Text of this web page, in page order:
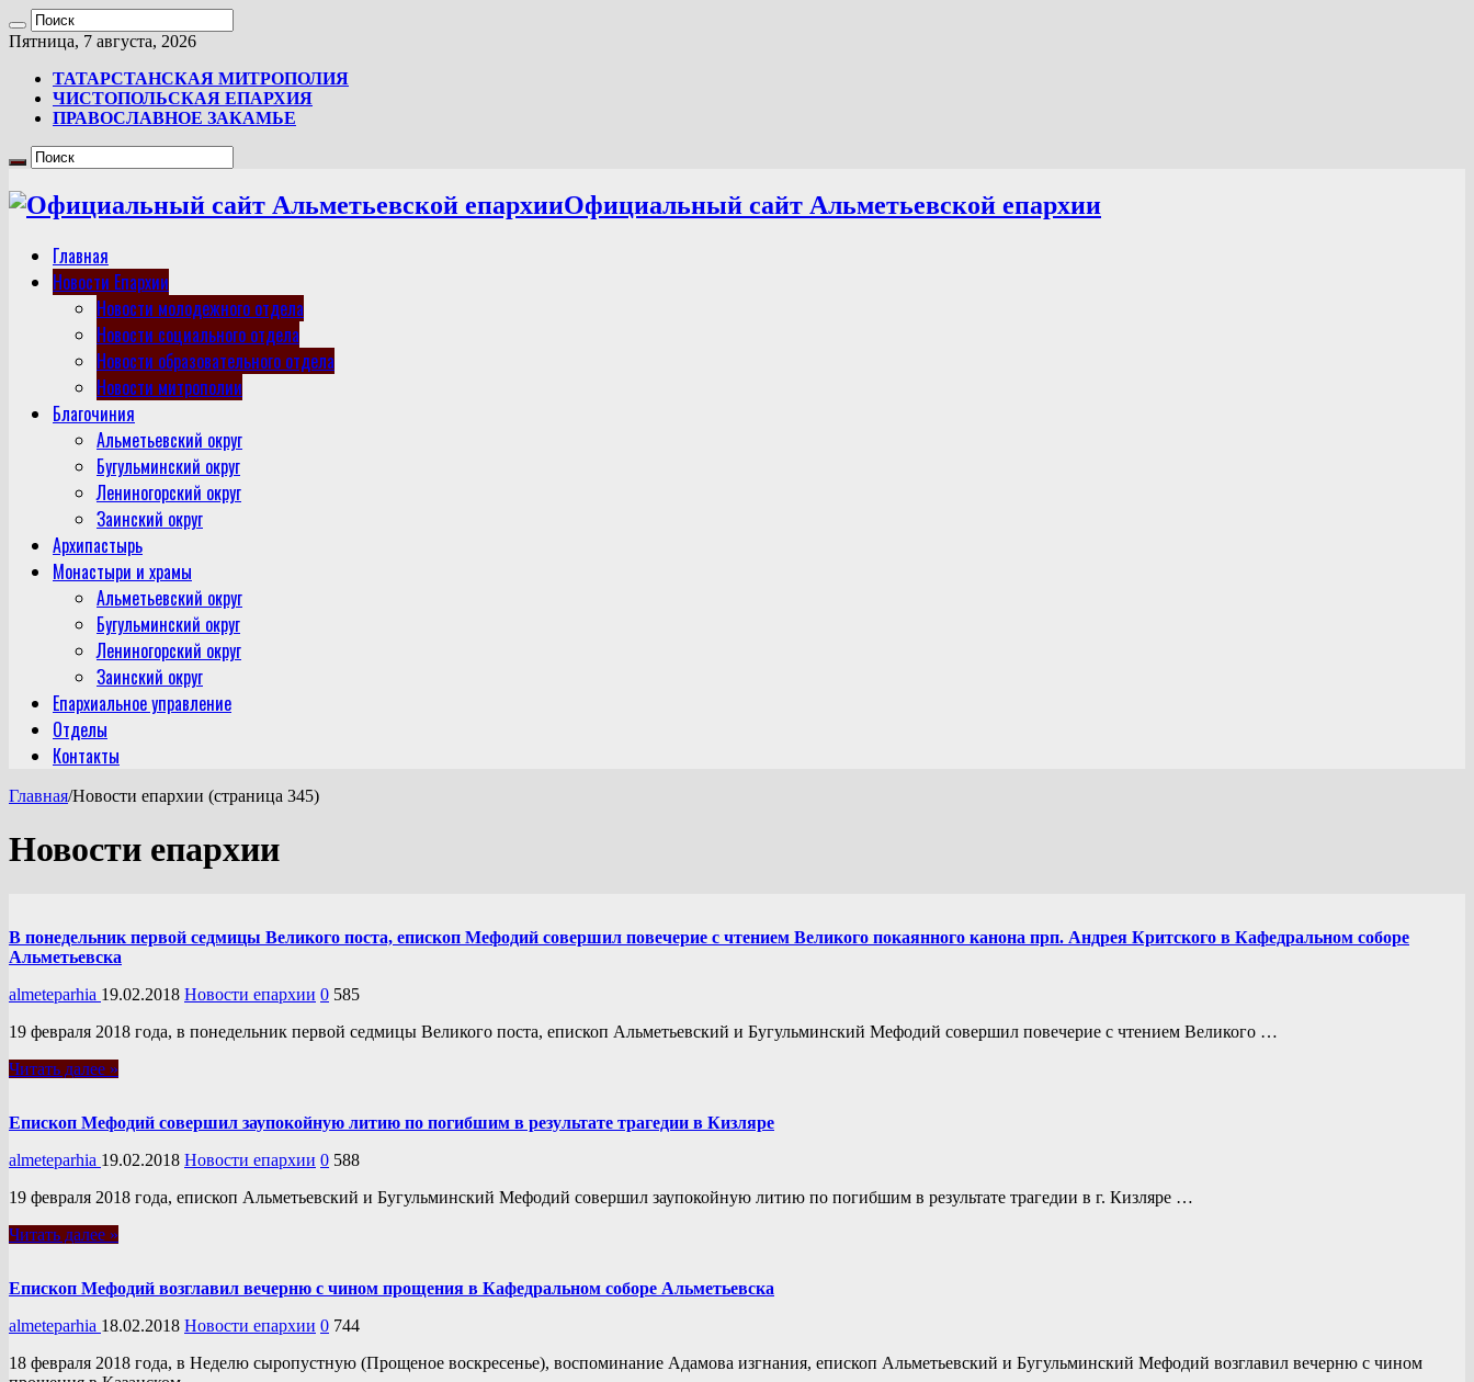
Пятница, 7 августа, 2026
ТАТАРСТАНСКАЯ МИТРОПОЛИЯ
ЧИСТОПОЛЬСКАЯ ЕПАРХИЯ
ПРАВОСЛАВНОЕ ЗАКАМЬЕ
Официальный сайт Альметьевской епархии
Главная
Новости Епархии
Новости молодежного отдела
Новости социального отдела
Новости образовательного отдела
Новости митрополии
Благочиния
Альметьевский округ
Бугульминский округ
Лениногорский округ
Заинский округ
Архипастырь
Монастыри и храмы
Альметьевский округ
Бугульминский округ
Лениногорский округ
Заинский округ
Епархиальное управление
Отделы
Контакты
Главная/Новости епархии (страница 345)
Новости епархии
В понедельник первой седмицы Великого поста, епископ Мефодий совершил повечерие с чтением Великого покаянного канона прп. Андрея Критского в Кафедральном соборе
Альметьевска
almeteparhia 19.02.2018 Новости епархии 0 585
19 февраля 2018 года, в понедельник первой седмицы Великого поста, епископ Альметьевский и Бугульминский Мефодий совершил повечерие с чтением Великого …
Читать далее »
Епископ Мефодий совершил заупокойную литию по погибшим в результате трагедии в Кизляре
almeteparhia 19.02.2018 Новости епархии 0 588
19 февраля 2018 года, епископ Альметьевский и Бугульминский Мефодий совершил заупокойную литию по погибшим в результате трагедии в г. Кизляре …
Читать далее »
Епископ Мефодий возглавил вечерню с чином прощения в Кафедральном соборе Альметьевска
almeteparhia 18.02.2018 Новости епархии 0 744
18 февраля 2018 года, в Неделю сыропустную (Прощеное воскресенье), воспоминание Адамова изгнания, епископ Альметьевский и Бугульминский Мефодий возглавил вечерню с чином